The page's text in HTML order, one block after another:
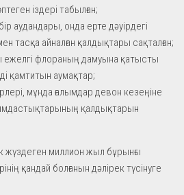
іздері табылған;
аудандары, онда ерте дәуірдегі
тасқа айналған қалдықтары сақталған;
ежелгі флораның дамуына қатысты
қамтитын аумақтар;
мұнда ғалымдар девон кезеңіне
қалдықтарын
жүздеген миллион жыл бұрынғы
қандай болғанын дәлірек түсінуге